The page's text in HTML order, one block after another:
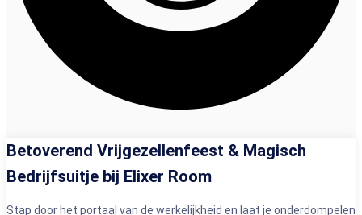
Betoverend Vrijgezellenfeest & Magisch
Bedrijfsuitje bij Elixer Room
Stap door het portaal van de werkelijkheid en laat je onderdompelen